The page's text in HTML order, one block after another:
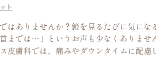
ト
はありませんか？鏡を見るたびに気にな
までは…」というお声も少なくありませ
皮膚科では、痛みやダウンタイムに配